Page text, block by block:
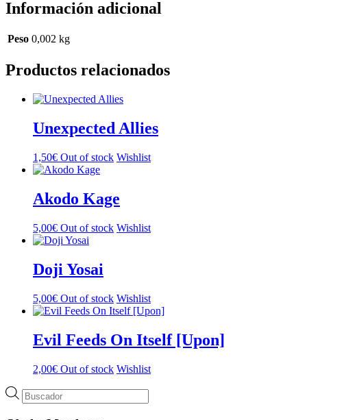
Información adicional
Peso 0,002 kg
Productos relacionados
Unexpected Allies
1,50€ Out of stock Wishlist
Akodo Kage
5,00€ Out of stock Wishlist
Doji Yosai
5,00€ Out of stock Wishlist
Evil Feeds On Itself [Upon]
2,00€ Out of stock Wishlist
Búsqueda
de